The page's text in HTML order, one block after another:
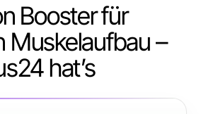
Booster für
Muskelaufbau –
hat’s